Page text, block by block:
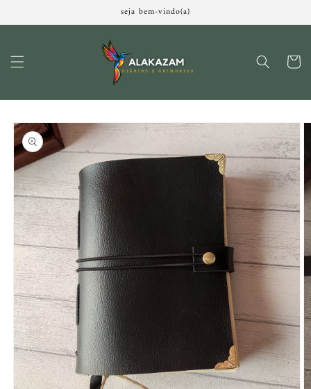
conteúdo
seja bem-vindo(a)
as
informações
do produto